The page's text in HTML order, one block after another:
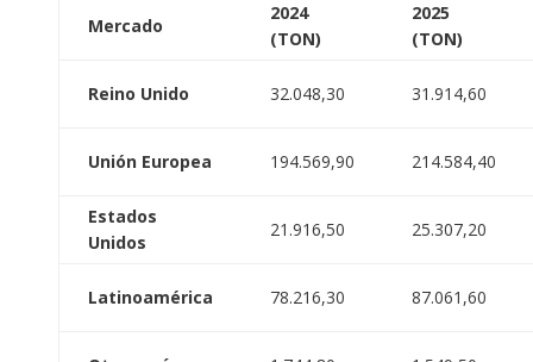
Mercado
2024
(TON)
2025
(TON)
Reino Unido 32.048,30 31.914,60
Unión Europea 194.569,90 214.584,40
Estados
Unidos
21.916,50 25.307,20
Latinoamérica 78.216,30 87.061,60